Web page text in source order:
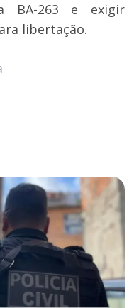
BA-263 e exigir
libertação.